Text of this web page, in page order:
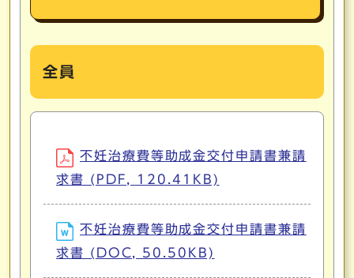
全員
不妊治療費等助成金交付申請書兼請
求書 (PDF, 120.41KB)
不妊治療費等助成金交付申請書兼請
求書 (DOC, 50.50KB)